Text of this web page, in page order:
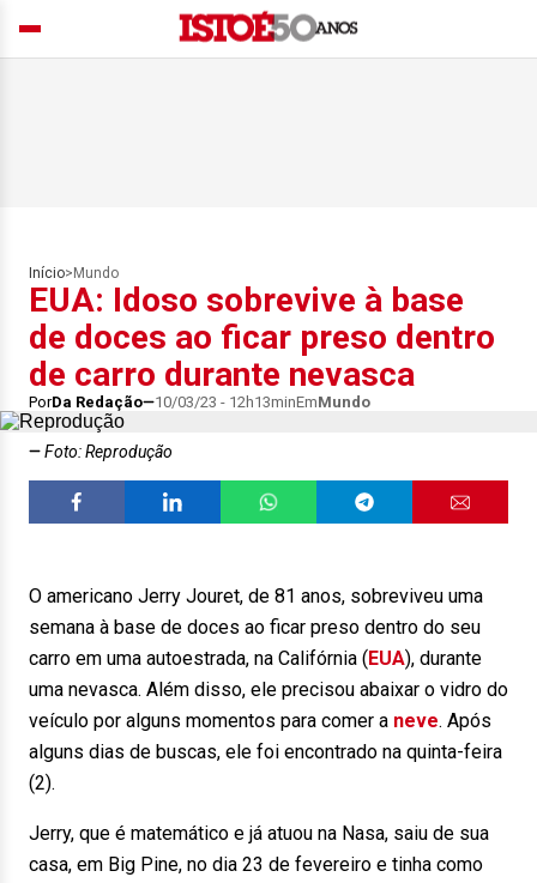
Início> Mundo
EUA: Idoso sobrevive à base
de doces ao ficar preso dentro
de carro durante nevasca
PorDa Redação 10/03/23 - 12h13minEmMundo
Foto: Reprodução
O americano Jerry Jouret, de 81 anos, sobreviveu uma
semana à base de doces ao ficar preso dentro do seu
carro em uma autoestrada, na Califórnia (EUA), durante
uma nevasca. Além disso, ele precisou abaixar o vidro do
veículo por alguns momentos para comer a neve. Após
alguns dias de buscas, ele foi encontrado na quinta-feira
(2).
Jerry, que é matemático e já atuou na Nasa, saiu de sua
casa, em Big Pine, no dia 23 de fevereiro e tinha como